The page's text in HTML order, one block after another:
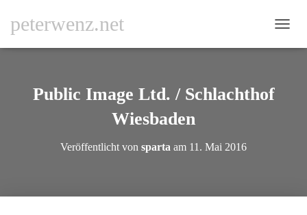
peterwenz.net
A
Public Image Ltd. / Schlachthof
Wiesbaden
Veröffentlicht von sparta am 11. Mai 2016